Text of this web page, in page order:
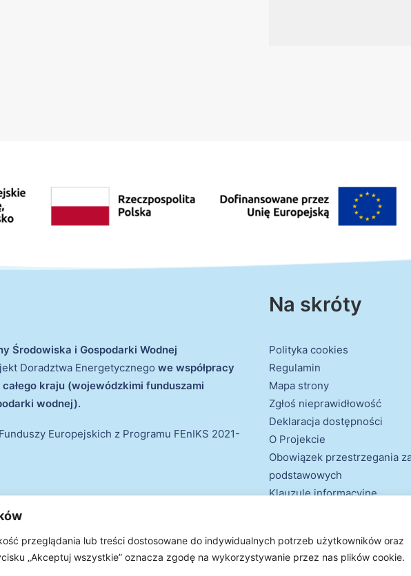
przeglądania lub treści dostosowane do indywidualnych potrzeb użytkowników oraz
„Akceptuj wszystkie” oznacza zgodę na wykorzystywanie przez nas plików cookie.
Środowiska i Gospodarki Wodnej
Doradztwa Energetycznego we współpracy
kraju (wojewódzkimi funduszami
wodnej).
Europejskich z Programu FEnIKS 2021-
Na skróty
Polityka cookies
Regulamin
Mapa strony
Zgłoś nieprawidłowość
Deklaracja dostępności
O Projekcie
Obowiązek przestrzegania
podstawowych
Klauzule informacyjne
Wszystkie prawa zastrzeżone